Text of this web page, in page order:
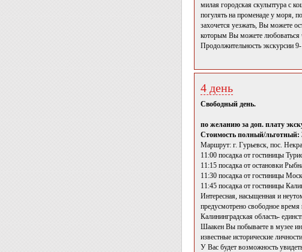
милая городская скульптура с
погулять на променаде у моря,
захочется уезжать, Вы можете
которым Вы можете любоваться
Продолжительность экскурсии
4 день
Свободный день.
по желанию за доп. плату
Стоимость полный/льготный:
Маршрут: г. Гурьевск, пос.
11:00 посадка от гостиницы
11:15 посадка от остановки
11:30 посадка от гостиницы
11:45 посадка от гостиницы
Интересная, насыщенная и
предусмотрено свободное время
Калининградская область-
Шаакен Вы побываете в музее
известные исторические
У Вас будет возможность